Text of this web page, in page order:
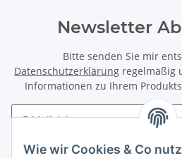
Wie wir Cookies & Co
Newsletter
Bitte senden Sie mir
Datenschutzerklärung regelmäßig
Informationen zu Ihrem